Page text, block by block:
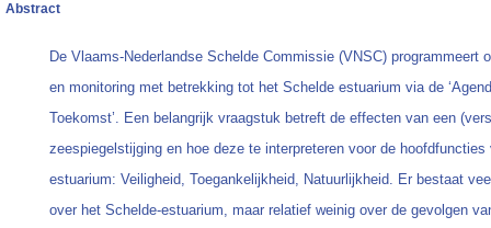
Abstract
De Vlaams-Nederlandse Schelde Commissie (VNSC) programmeert
en monitoring met betrekking tot het Schelde estuarium via de
Toekomst’. Een belangrijk vraagstuk betreft de effecten van een
zeespiegelstijging en hoe deze te interpreteren voor de hoofdfuncties
estuarium: Veiligheid, Toegankelijkheid, Natuurlijkheid. Er bestaat
over het Schelde-estuarium, maar relatief weinig over de gevolgen